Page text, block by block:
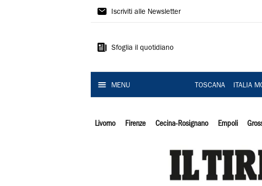
Il
Iscriviti alle Newsletter
Sfoglia il quotidiano
MENU TOSCANA ITALIA
Livorno Firenze Cecina-Rosignano Empoli